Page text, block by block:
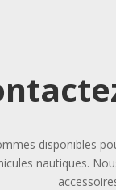
disponibles
nautiques.